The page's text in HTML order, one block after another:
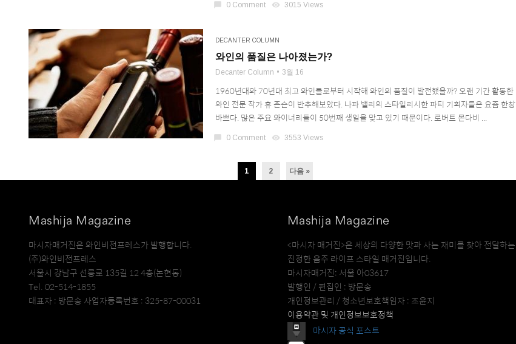
chat_bubble 0 Comment visibility 3015 Views
DECANTER COLUMN
와인의 품질은 나아졌는가?
Decanter Column 3월 16
1960년대와 70년대 최고 와인들로부터 시작해 와인의 품질이 발전했을까? 오랜 기간 활동한
와인 전문 작가 휴 존슨이 반추해보았다. 나파 밸리의 스타일리시한 파티 기획자들은 요즘 한창
바쁘다. 많은 주요 와이너리들이 50번째 생일을 맞고 있기 때문이다. 로버트 몬다비 ...
chat_bubble 0 Comment visibility 3553 Views
1 2 다음 »
Mashija Magazine
마시자매거진은 와인비전프레스가 발행합니다.
(주)와인비전프레스
서울시 강남구 선릉로 135길 12 4층(논현동)
Tel. 02-514-1855
대표자 : 방문송 사업자등록번호 : 325-87-00031
Mashija Magazine
<마시자 매거진>은 세상의 다양한 맛과 사는 재미를 찾아 전달하는
진정한 음주 라이프 스타일 매거진입니다.
마시자매거진: 서울 아03617
발행인 / 편집인 : 방문송
개인정보관리 / 청소년보호책임자 : 조윤지
이용약관 및 개인정보보호정책
마시자 공식 포스트